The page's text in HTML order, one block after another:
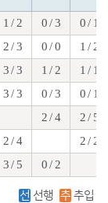
1 / 2 0 / 3 0 / 1
2 / 3 0 / 0 1 / 2
3 / 3 1 / 2 1 / 1
3 / 3 0 / 3 0 / 1
2 / 4 2 / 5
2 / 4 2 / 2
3 / 5 0 / 2
선 선행 추 추입